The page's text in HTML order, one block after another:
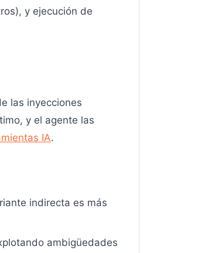
y ejecución de
las inyecciones
y el agente las
IA.
indirecta es más
ambigüedades